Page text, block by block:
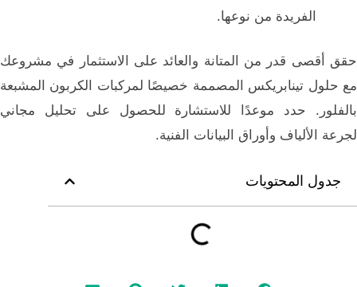
الفريدة من نوعها.
حقق أقصى قدر من المتانة والعائد على الاستثمار في مشروعك
مع حلول تينابريكس المصممة خصيصًا لمركبات الكربون المشبعة
بالفلور. حدد موعدًا للاستشارة للحصول على تحليل مجاني
لجرعة الألياف وأوراق البيانات الفنية.
جدول المحتويات